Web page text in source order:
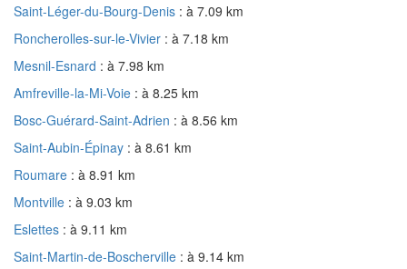
Saint-Léger-du-Bourg-Denis : à 7.09 km
Roncherolles-sur-le-Vivier : à 7.18 km
Mesnil-Esnard : à 7.98 km
Amfreville-la-Mi-Voie : à 8.25 km
Bosc-Guérard-Saint-Adrien : à 8.56 km
Saint-Aubin-Épinay : à 8.61 km
Roumare : à 8.91 km
Montville : à 9.03 km
Eslettes : à 9.11 km
Saint-Martin-de-Boscherville : à 9.14 km